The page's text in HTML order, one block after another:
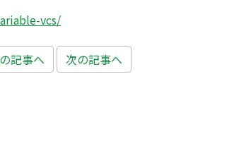
vcs/
記事へ 次の記事へ